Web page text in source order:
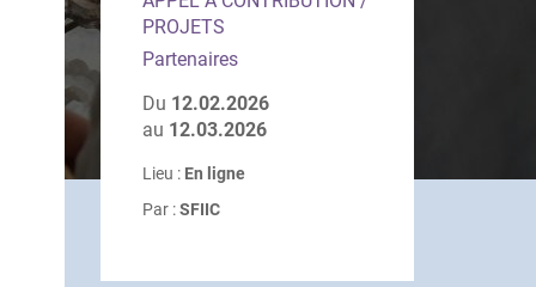
PROJETS
Partenaires
Du 12.02.2026
au 12.03.2026
Lieu : En ligne
Par :SFIIC